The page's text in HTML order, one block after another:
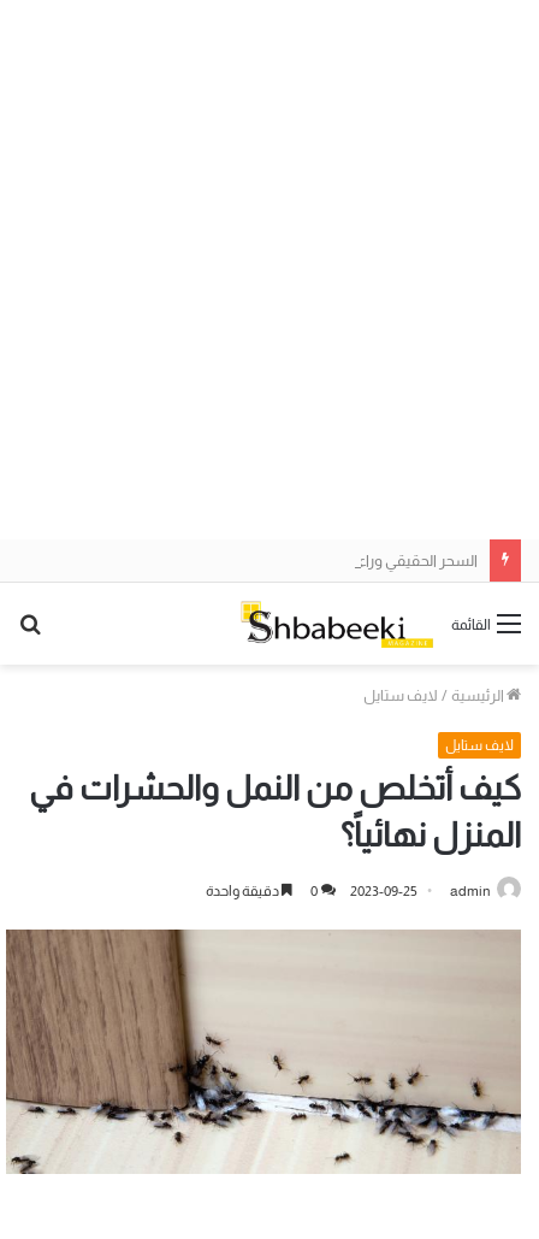
القائمة
الرئيسية / لايف ستايل
لايف ستايل
كيف أتخلص من النمل والحشرات في
المنزل نهائياً؟
admin
2023-09-25
0 دقيقة واحدة